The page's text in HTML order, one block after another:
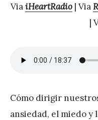
é
ViaiHeartRadio| Via
|
Cómo dirigir
ansiedad, el miedo y